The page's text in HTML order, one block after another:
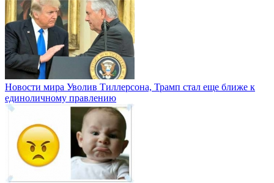
Новости мира Уволив Тиллерсона, Трамп стал еще ближе к
единоличному правлению